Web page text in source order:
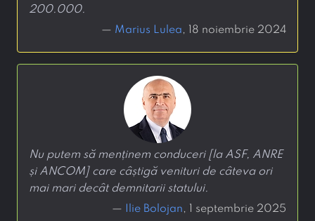
200.000.
— Marius Lulea, 18 noiembrie 2024
Nu putem să menținem conduceri [la ASF, ANRE
și ANCOM] care câștigă venituri de câteva ori
mai mari decât demnitarii statului.
—
Ilie Bolojan, 1 septembrie 2025